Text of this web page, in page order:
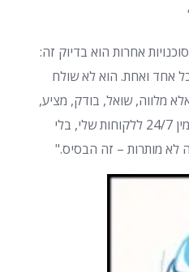
אחרות הוא בדיוק זה:
אחד ואחת. הוא לא שולח
מלווה, שואל, בודק, מציע,
ומוודא שהכול מתוקתק. "אני זמין 24/7 ללקוחות שלי, בלי